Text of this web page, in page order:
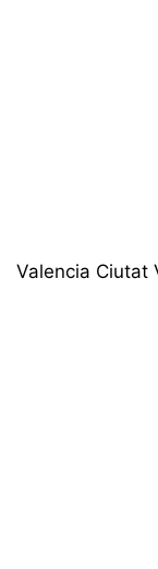
Valencia Ciutat